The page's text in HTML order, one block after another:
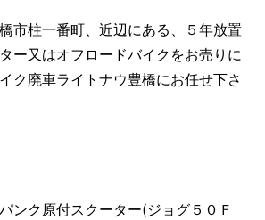
市柱一番町、近辺にある、５年放置
ー又はオフロードバイクをお売りに
ク廃車ライトナウ豊橋にお任せ下さ
ンク原付スクーター(ジョグ５０Ｆ